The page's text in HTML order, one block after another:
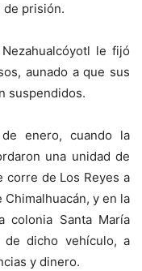
de prisión.
le fijó
aunado a que sus
suspendidos.
enero, cuando la
una unidad de
de Los Reyes a
y en la
colonia Santa María
de dicho vehículo, a
y dinero.